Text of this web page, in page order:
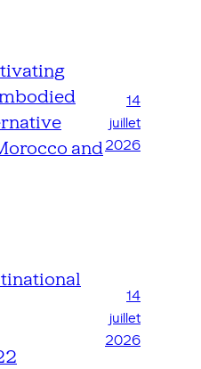
and
14
juillet
2026
14
juillet
2026